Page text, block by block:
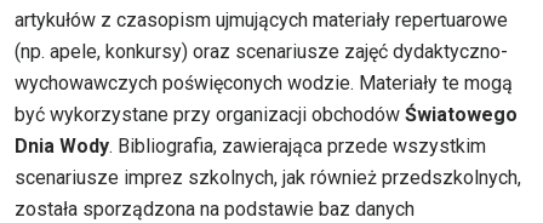
artykułów z czasopism ujmujących materiały repertuarowe
(np. apele, konkursy) oraz scenariusze zajęć dydaktyczno-
wychowawczych poświęconych wodzie. Materiały te mogą
być wykorzystane przy organizacji obchodów Światowego
Dnia Wody. Bibliografia, zawierająca przede wszystkim
scenariusze imprez szkolnych, jak również przedszkolnych,
została sporządzona na podstawie baz danych